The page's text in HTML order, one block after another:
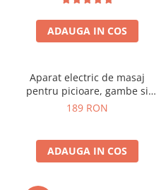
ADAUGA IN COS
Aparat electric de masaj
pentru picioare, gambe si
brate
189 RON
ADAUGA IN COS